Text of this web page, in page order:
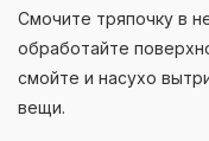
Смочите тряпочку в
обработайте
смойте и насухо
вещи.